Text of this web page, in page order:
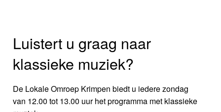
Luistert u graag naar
klassieke muziek?
De Lokale Omroep Krimpen biedt u iedere zondag
van 12.00 tot 13.00 uur het programma met klassieke